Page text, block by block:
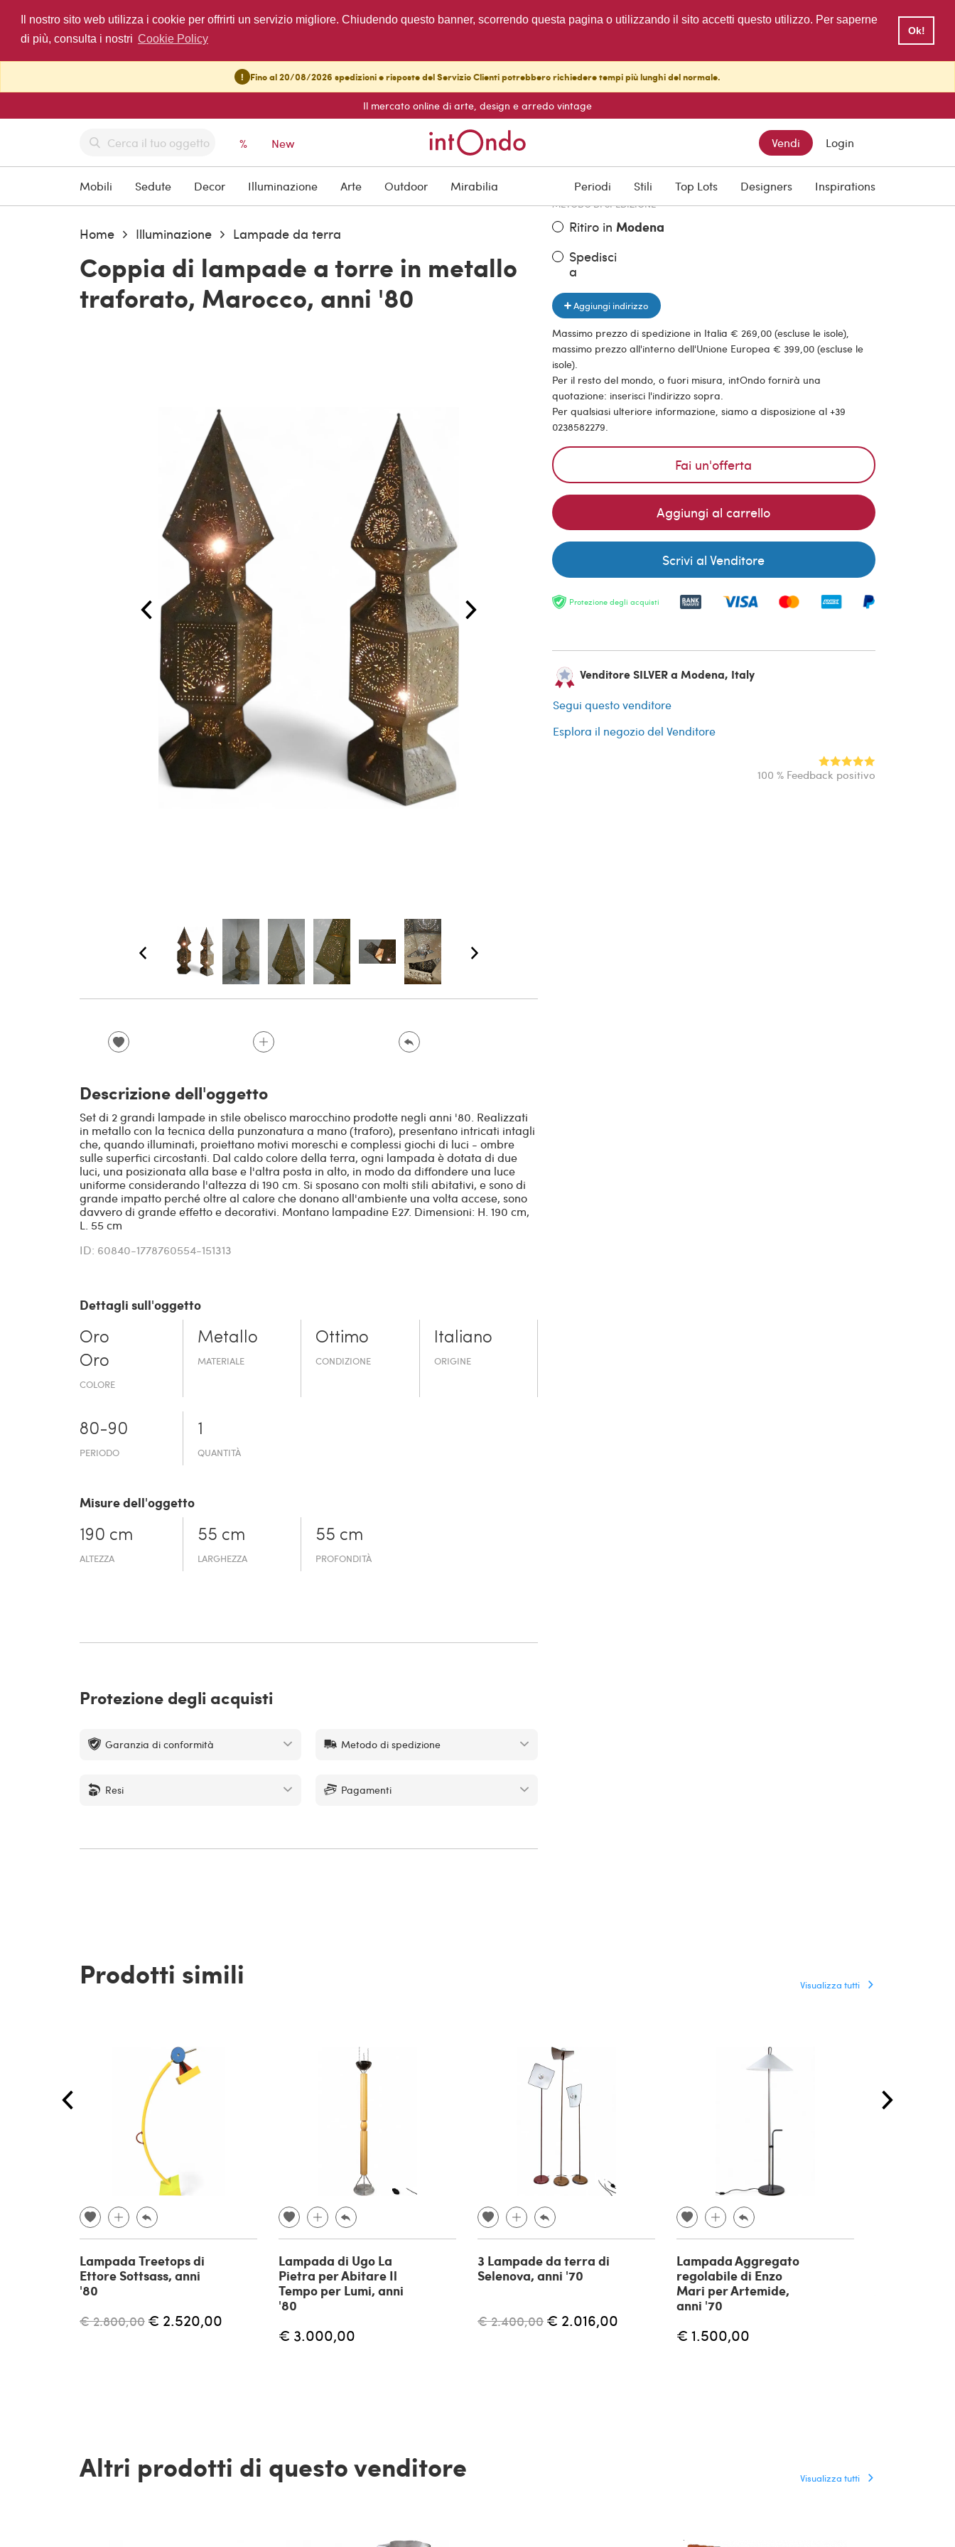
Il nostro sito web utilizza i cookie per offrirti un servizio migliore. Chiudendo questo banner, scorrendo questa pagina o utilizzando il sito accetti questo utilizzo. Per saperne
di più, consulta i nostri Cookie Policy
Ok!
! Fino al 20/08/2026 spedizioni e risposte del Servizio Clienti potrebbero richiedere tempi più lunghi del normale.
Il mercato online di arte, design e arredo vintage
% New Vendi Login
Mobili Sedute Decor Illuminazione Arte Outdoor Mirabilia Periodi Stili Top Lots Designers Inspirations
Home Illuminazione Lampade da terra
Coppia di lampade a torre in metallo
traforato, Marocco, anni '80
€ 1.200,00
METODO DI SPEDIZIONE
Ritiro in Modena
Spedisci
a
Aggiungi indirizzo
Massimo prezzo di spedizione in Italia € 269,00 (escluse le isole),
massimo prezzo all'interno dell'Unione Europea € 399,00 (escluse le
isole).
Per il resto del mondo, o fuori misura, intOndo fornirà una
quotazione: inserisci l'indirizzo sopra.
Per qualsiasi ulteriore informazione, siamo a disposizione al +39
0238582279.
Fai un'offerta
Aggiungi al carrello
Scrivi al Venditore
Protezione degli acquisti
Venditore SILVER a Modena, Italy
Segui questo venditore
Esplora il negozio del Venditore
100 % Feedback positivo
Descrizione dell'oggetto
Set di 2 grandi lampade in stile obelisco marocchino prodotte negli anni '80. Realizzati
in metallo con la tecnica della punzonatura a mano (traforo), presentano intricati intagli
che, quando illuminati, proiettano motivi moreschi e complessi giochi di luci - ombre
sulle superfici circostanti. Dal caldo colore della terra, ogni lampada è dotata di due
luci, una posizionata alla base e l'altra posta in alto, in modo da diffondere una luce
uniforme considerando l'altezza di 190 cm. Si sposano con molti stili abitativi, e sono di
grande impatto perché oltre al calore che donano all'ambiente una volta accese, sono
davvero di grande effetto e decorativi. Montano lampadine E27. Dimensioni: H. 190 cm,
L. 55 cm
ID: 60840-1778760554-151313
Dettagli sull'oggetto
Oro
Oro
COLORE
Metallo
MATERIALE
Ottimo
CONDIZIONE
Italiano
ORIGINE
80-90
PERIODO
1
QUANTITÀ
Misure dell'oggetto
190 cm
ALTEZZA
55 cm
LARGHEZZA
55 cm
PROFONDITÀ
Protezione degli acquisti
Garanzia di conformità Metodo di spedizione
Resi Pagamenti
Prodotti simili Visualizza tutti
Lampada Treetops di
Ettore Sottsass, anni
'80
€ 2.800,00 € 2.520,00
Lampada di Ugo La
Pietra per Abitare Il
Tempo per Lumi, anni
'80
€ 3.000,00
3 Lampade da terra di
Selenova, anni '70
€ 2.400,00 € 2.016,00
Lampada Aggregato
regolabile di Enzo
Mari per Artemide,
anni '70
€ 1.500,00
Altri prodotti di questo venditore Visualizza tutti